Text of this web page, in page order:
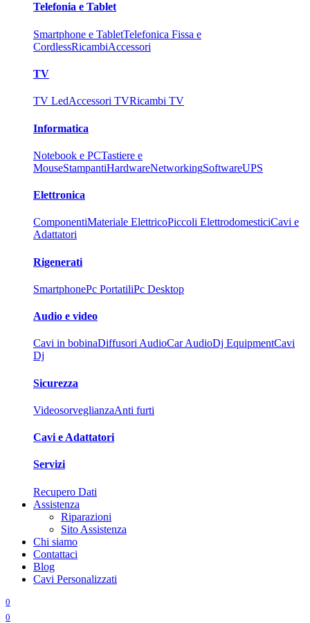
Telefonia e Tablet
Smartphone e TabletTelefonica Fissa e
CordlessRicambiAccessori
TV
TV LedAccessori TVRicambi TV
Informatica
Notebook e PCTastiere e
MouseStampantiHardwareNetworkingSoftwareUPS
Elettronica
ComponentiMateriale ElettricoPiccoli ElettrodomesticiCavi e
Adattatori
Rigenerati
SmartphonePc PortatiliPc Desktop
Audio e video
Cavi in bobinaDiffusori AudioCar AudioDj EquipmentCavi
Dj
Sicurezza
VideosorveglianzaAnti furti
Cavi e Adattatori
Servizi
Recupero Dati
Assistenza
Riparazioni
Sito Assistenza
Chi siamo
Contattaci
Blog
Cavi Personalizzati
0
0